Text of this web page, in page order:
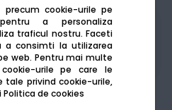
cookie-urile pe
a personaliza
traficul nostru. Faceti
a consimti la utilizarea
web. Pentru mai multe
urile pe care le
tale privind cookie-urile,
Politica de cookies
pe platforma de
SEAP/SICAP